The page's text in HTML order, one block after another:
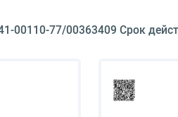
00110-77/00363409 Срок